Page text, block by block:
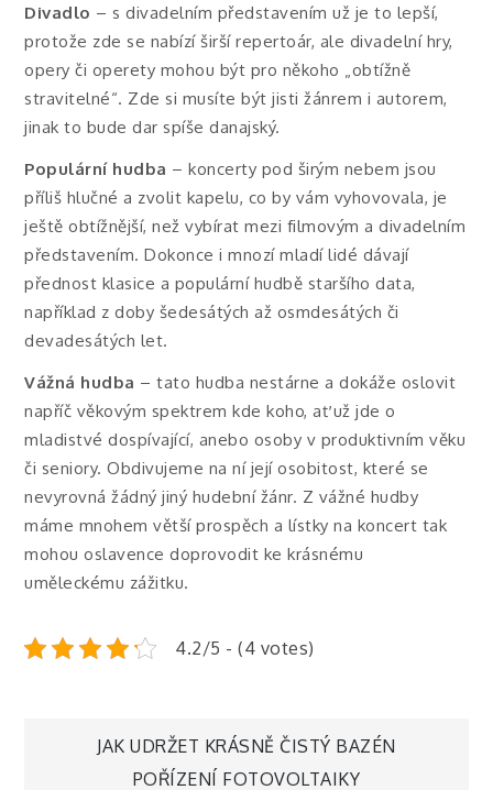
Divadlo – s divadelním představením už je to lepší,
protože zde se nabízí širší repertoár, ale divadelní hry,
opery či operety mohou být pro někoho „obtížně
stravitelné“. Zde si musíte být jisti žánrem i autorem,
jinak to bude dar spíše danajský.
Populární hudba – koncerty pod širým nebem jsou
příliš hlučné a zvolit kapelu, co by vám vyhovovala, je
ještě obtížnější, než vybírat mezi filmovým a divadelním
představením. Dokonce i mnozí mladí lidé dávají
přednost klasice a populární hudbě staršího data,
například z doby šedesátých až osmdesátých či
devadesátých let.
Vážná hudba – tato hudba nestárne a dokáže oslovit
napříč věkovým spektrem kde koho, ať už jde o
mladistvé dospívající, anebo osoby v produktivním věku
či seniory. Obdivujeme na ní její osobitost, které se
nevyrovná žádný jiný hudební žánr. Z vážné hudby
máme mnohem větší prospěch a lístky na koncert tak
mohou oslavence doprovodit ke krásnému
uměleckému zážitku.
4.2/5 - (4 votes)
Navigace
JAK UDRŽET KRÁSNĚ ČISTÝ BAZÉN
POŘÍZENÍ FOTOVOLTAIKY